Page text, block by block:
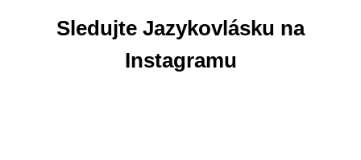
Sledujte Jazykovlásku na
Instagramu